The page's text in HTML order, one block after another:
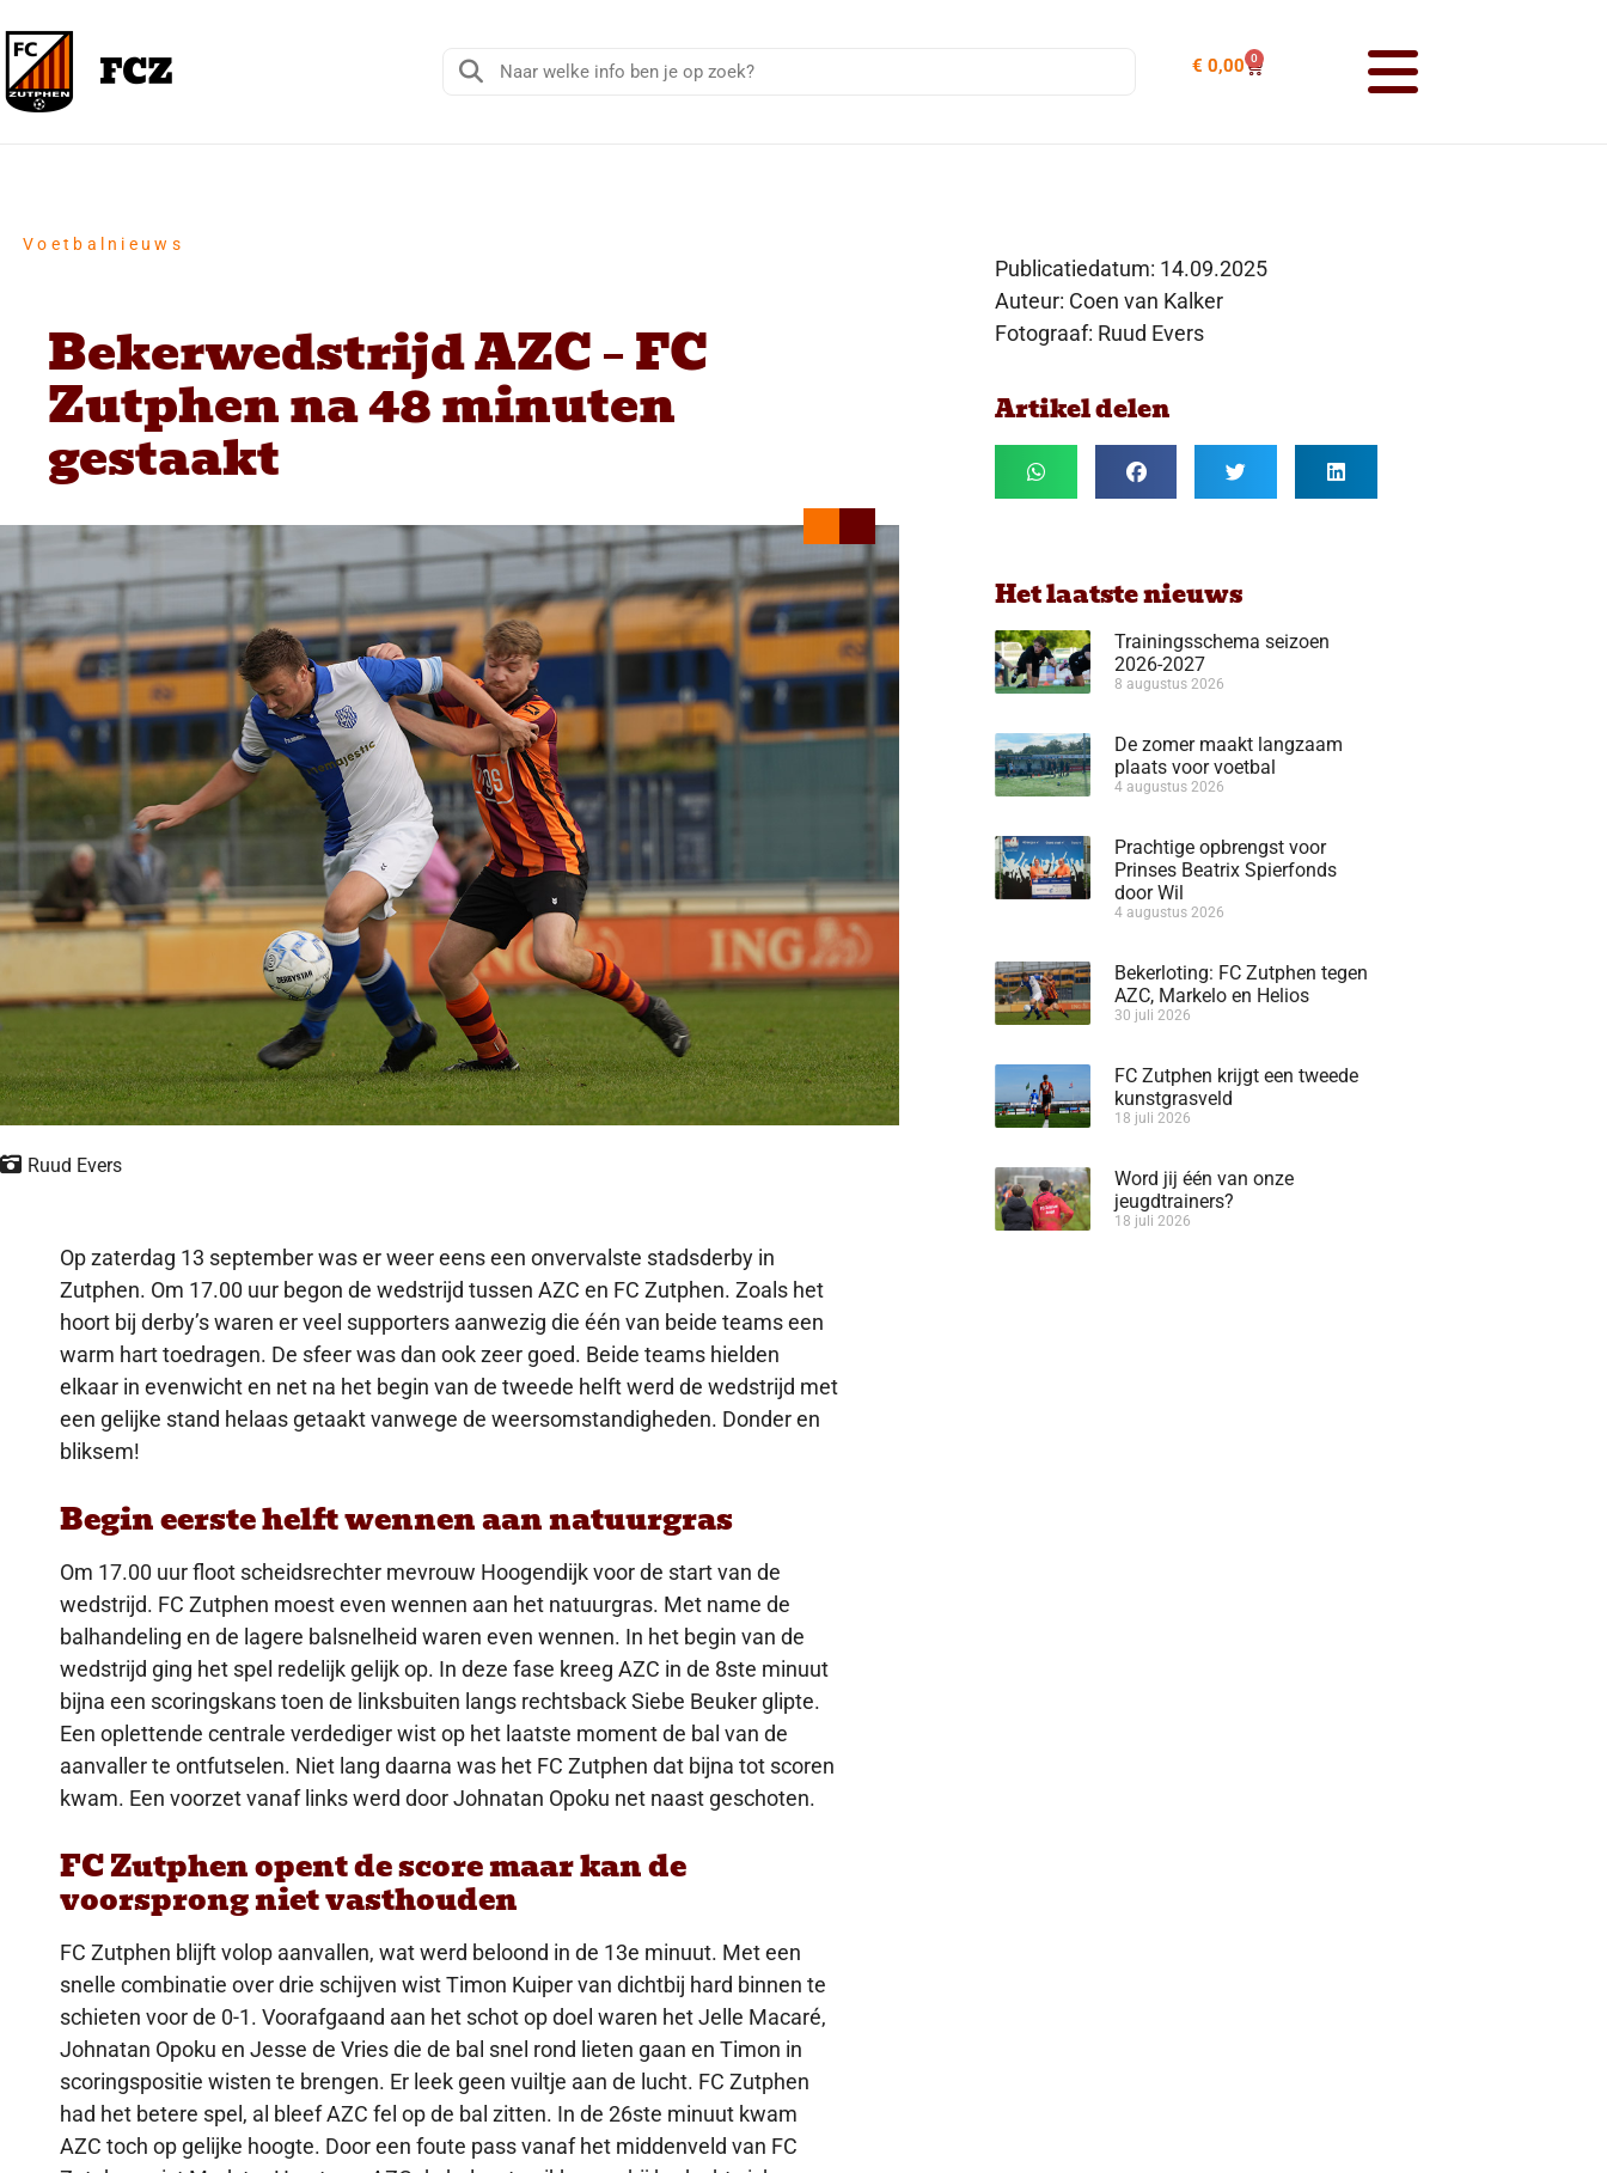
€ 0,00 0
Voetbalnieuws
Bekerwedstrijd AZC – FC
Zutphen na 48 minuten
gestaakt
Ruud Evers
Op zaterdag 13 september was er weer eens een onvervalste stadsderby in
Zutphen. Om 17.00 uur begon de wedstrijd tussen AZC en FC Zutphen. Zoals het
hoort bij derby’s waren er veel supporters aanwezig die één van beide teams een
warm hart toedragen. De sfeer was dan ook zeer goed. Beide teams hielden
elkaar in evenwicht en net na het begin van de tweede helft werd de wedstrijd met
een gelijke stand helaas getaakt vanwege de weersomstandigheden. Donder en
bliksem!
Begin eerste helft wennen aan natuurgras
Om 17.00 uur floot scheidsrechter mevrouw Hoogendijk voor de start van de
wedstrijd. FC Zutphen moest even wennen aan het natuurgras. Met name de
balhandeling en de lagere balsnelheid waren even wennen. In het begin van de
wedstrijd ging het spel redelijk gelijk op. In deze fase kreeg AZC in de 8ste minuut
bijna een scoringskans toen de linksbuiten langs rechtsback Siebe Beuker glipte.
Een oplettende centrale verdediger wist op het laatste moment de bal van de
aanvaller te ontfutselen. Niet lang daarna was het FC Zutphen dat bijna tot scoren
kwam. Een voorzet vanaf links werd door Johnatan Opoku net naast geschoten.
FC Zutphen opent de score maar kan de
voorsprong niet vasthouden
FC Zutphen blijft volop aanvallen, wat werd beloond in de 13e minuut. Met een
snelle combinatie over drie schijven wist Timon Kuiper van dichtbij hard binnen te
schieten voor de 0-1. Voorafgaand aan het schot op doel waren het Jelle Macaré,
Johnatan Opoku en Jesse de Vries die de bal snel rond lieten gaan en Timon in
scoringspositie wisten te brengen. Er leek geen vuiltje aan de lucht. FC Zutphen
had het betere spel, al bleef AZC fel op de bal zitten. In de 26ste minuut kwam
AZC toch op gelijke hoogte. Door een foute pass vanaf het middenveld van FC
Publicatiedatum: 14.09.2025
Auteur: Coen van Kalker
Fotograaf: Ruud Evers
Artikel delen
Het laatste nieuws
Trainingsschema seizoen
2026-2027
8 augustus 2026
De zomer maakt langzaam
plaats voor voetbal
4 augustus 2026
Prachtige opbrengst voor
Prinses Beatrix Spierfonds
door Wil
4 augustus 2026
Bekerloting: FC Zutphen tegen
AZC, Markelo en Helios
30 juli 2026
FC Zutphen krijgt een tweede
kunstgrasveld
18 juli 2026
Word jij één van onze
jeugdtrainers?
18 juli 2026